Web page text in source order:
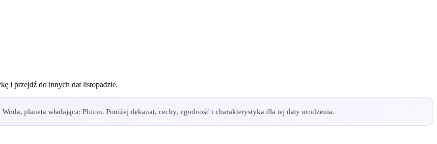
i przejdź do innych dat listopadzie.
planeta władająca: Pluton. Poniżej dekanat, cechy, zgodność i charakterystyka dla tej daty urodzenia.